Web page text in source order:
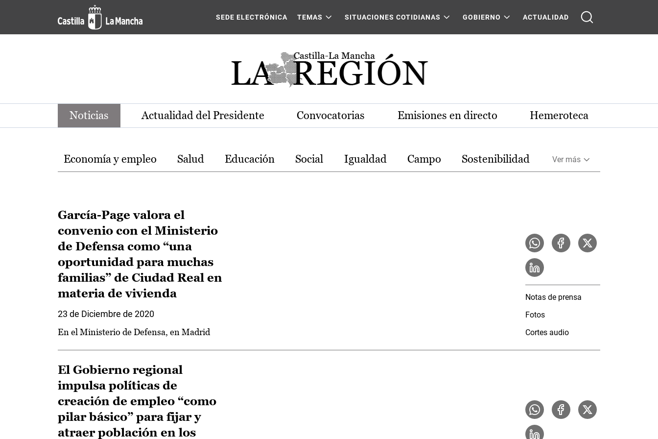
Pasar al contenido principal
Noticias de la región de Castilla-La Mancha
SEDE ELECTRÓNICA TEMAS SITUACIONES COTIDIANAS GOBIERNO ACTUALIDAD
Noticias Actualidad del Presidente Convocatorias Emisiones en directo Hemeroteca
Temas
Economía y empleo Salud Educación Social Igualdad Campo Sostenibilidad Ver más
García-Page valora el
convenio con el Ministerio
de Defensa como “una
oportunidad para muchas
familias” de Ciudad Real en
materia de vivienda
23 de Diciembre de 2020
En el Ministerio de Defensa, en Madrid
Notas de prensa
Fotos
Cortes audio
El Gobierno regional
impulsa políticas de
creación de empleo “como
pilar básico” para fijar y
atraer población en los